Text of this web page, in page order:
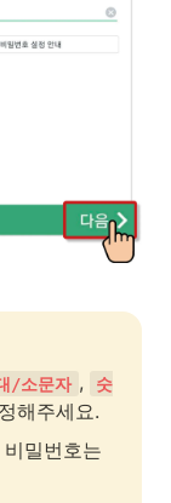
/소문자 ,
숫
해주세요.
밀번호는